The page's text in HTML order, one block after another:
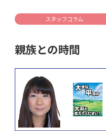
スタッフコラム
親族との時間